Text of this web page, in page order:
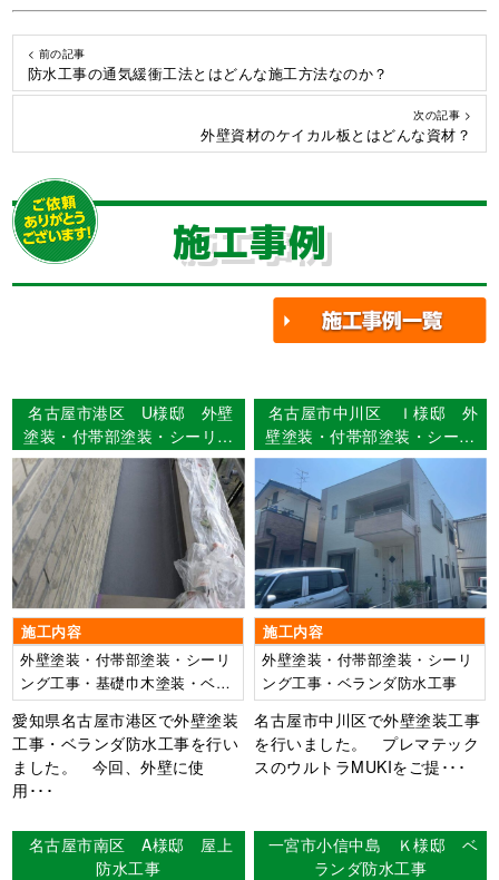
< 前の記事
防水工事の通気緩衝工法とはどんな施工方法なのか？
次の記事 >
外壁資材のケイカル板とはどんな資材？
施工事例
名古屋市港区 U様邸 外壁
塗装・付帯部塗装・シーリン
グ工事・基礎巾木塗装・ベラ
ンダ防水工事 【使用塗料】
外壁：WBアート
施工内容
外壁塗装・付帯部塗装・シーリ
ング工事・基礎巾木塗装・ベラ
ンダ防水工事
愛知県名古屋市港区で外壁塗装
工事・ベランダ防水工事を行い
ました。 今回、外壁に使
用･･･
名古屋市中川区 Ｉ様邸 外
壁塗装・付帯部塗装・シーリ
ング工事・ベランダ防水工
事 【使用塗料】外壁：ウル
トラMUKI
施工内容
外壁塗装・付帯部塗装・シーリ
ング工事・ベランダ防水工事
名古屋市中川区で外壁塗装工事
を行いました。 プレマテック
スのウルトラMUKIをご提･･･
名古屋市南区 A様邸 屋上
防水工事
一宮市小信中島 Ｋ様邸 ベ
ランダ防水工事